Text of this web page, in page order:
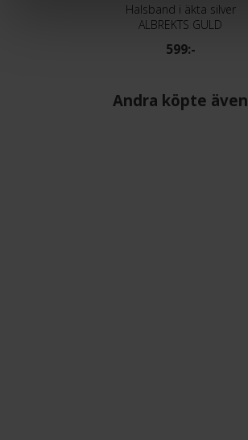
Halsband i äkta silver
ALBREKTS GULD
599:-
Andra köpte även